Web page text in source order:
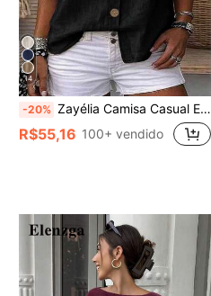
14
-20% Zayélia Camisa Casual Elegante e Simples de Tecido Liso para Verão Feminina, Camisa de Trabalho
R$55,16 100+ vendido